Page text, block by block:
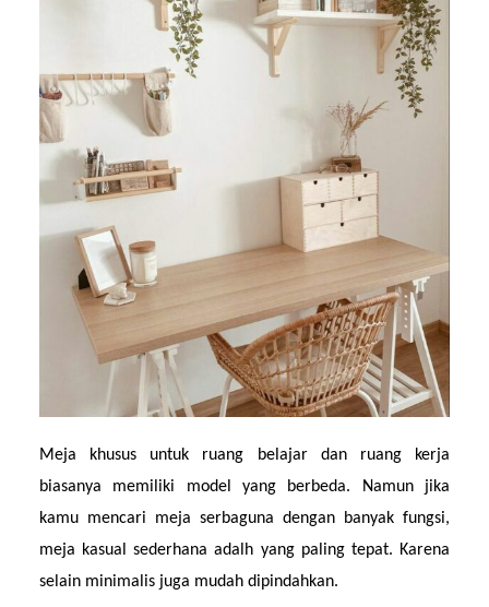
Meja khusus untuk ruang belajar dan ruang kerja
biasanya memiliki model yang berbeda. Namun jika
kamu mencari meja serbaguna dengan banyak fungsi,
meja kasual sederhana adalh yang paling tepat. Karena
selain minimalis juga mudah dipindahkan.